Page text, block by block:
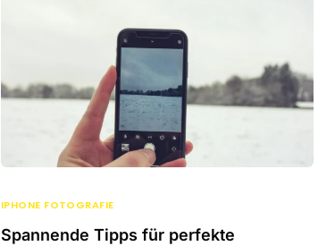
IPHONE FOTOGRAFIE
Spannende Tipps für perfekte